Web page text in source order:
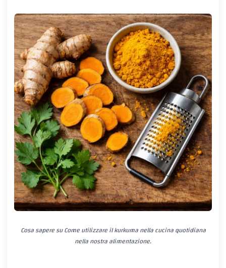
Cosa sapere su Come utilizzare il kurkuma nella cucina quotidiana
nella nostra alimentazione.